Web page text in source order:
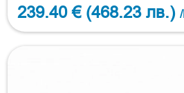
239.40 € (468.23 лв.)